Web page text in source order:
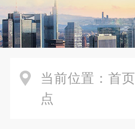
当前位置： 首页
点